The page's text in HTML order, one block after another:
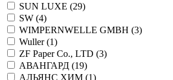
SUN LUXE (29)
SW (4)
WIMPERNWELLE GMBH (3)
Wuller (1)
ZF Paper Co., LTD (3)
АВАНГАРД (19)
АЛЬЯНС ХИМ (1)